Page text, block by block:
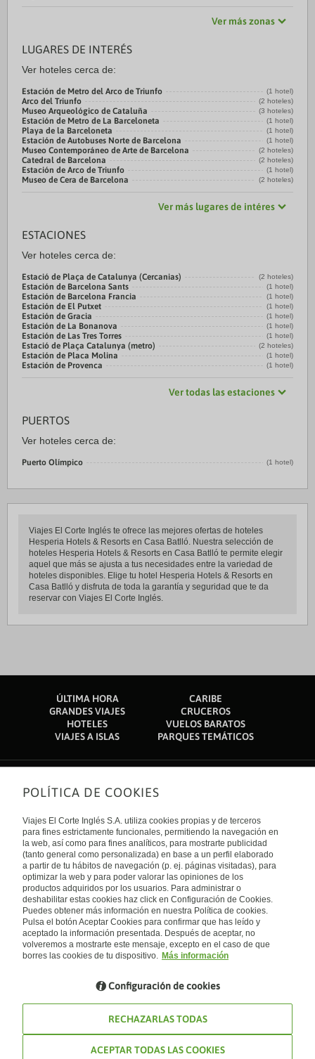
Ver más zonas
LUGARES DE INTERÉS
Ver hoteles cerca de:
Estación de Metro del Arco de Triunfo (1 hotel)
Arco del Triunfo (2 hoteles)
Museo Arqueológico de Cataluña (3 hoteles)
Estación de Metro de La Barceloneta (1 hotel)
Playa de la Barceloneta (1 hotel)
Estación de Autobuses Norte de Barcelona (1 hotel)
Museo Contemporáneo de Arte de Barcelona (2 hoteles)
Catedral de Barcelona (2 hoteles)
Estación de Arco de Triunfo (1 hotel)
Museo de Cera de Barcelona (2 hoteles)
Ver más lugares de intéres
ESTACIONES
Ver hoteles cerca de:
Estació de Plaça de Catalunya (Cercanias) (2 hoteles)
Estación de Barcelona Sants (1 hotel)
Estación de Barcelona Francia (1 hotel)
Estación de El Putxet (1 hotel)
Estación de Gracia (1 hotel)
Estación de La Bonanova (1 hotel)
Estación de Las Tres Torres (1 hotel)
Estació de Plaça Catalunya (metro) (2 hoteles)
Estación de Placa Molina (1 hotel)
Estación de Provenca (1 hotel)
Ver todas las estaciones
PUERTOS
Ver hoteles cerca de:
Puerto Olímpico (1 hotel)
Viajes El Corte Inglés te ofrece las mejores ofertas de hoteles
Hesperia Hotels & Resorts en Casa Batlló. Nuestra selección de
hoteles Hesperia Hotels & Resorts en Casa Batlló te permite elegir
aquel que más se ajusta a tus necesidades entre la variedad de
hoteles disponibles. Elige tu hotel Hesperia Hotels & Resorts en
Casa Batlló y disfruta de toda la garantía y seguridad que te da
reservar con Viajes El Corte Inglés.
ÚLTIMA HORA
CARIBE
GRANDES VIAJES
CRUCEROS
HOTELES
VUELOS BARATOS
VIAJES A ISLAS
PARQUES TEMÁTICOS
Sobre nosotros
Quiénes somos
Financiación
Sostenibilidad
Turismo accesible
Tarjeta El Corte Inglés
Trabaja con nosotros
El Corte Inglés
Canal Ético
Enlaces de interés
Guías de viaje
Catálogos
Auto check-in
Condiciones Generales
Política de privacidad
Política de cookies
Accesibilidad
Empresas/ Grupos
Internacional
España
Visita nuestro blog
Blog de Viajes el Corte inglés
POLÍTICA DE COOKIES
Viajes El Corte Inglés S.A. utiliza cookies propias y de terceros
para fines estrictamente funcionales, permitiendo la navegación en
la web, así como para fines analíticos, para mostrarte publicidad
(tanto general como personalizada) en base a un perfil elaborado
a partir de tu hábitos de navegación (p. ej. páginas visitadas), para
optimizar la web y para poder valorar las opiniones de los
productos adquiridos por los usuarios. Para administrar o
deshabilitar estas cookies haz click en Configuración de Cookies.
Puedes obtener más información en nuestra Política de cookies.
Pulsa el botón Aceptar Cookies para confirmar que has leído y
aceptado la información presentada. Después de aceptar, no
volveremos a mostrarte este mensaje, excepto en el caso de que
borres las cookies de tu dispositivo. Más información
Configuración de cookies
RECHAZARLAS TODAS
ACEPTAR TODAS LAS COOKIES